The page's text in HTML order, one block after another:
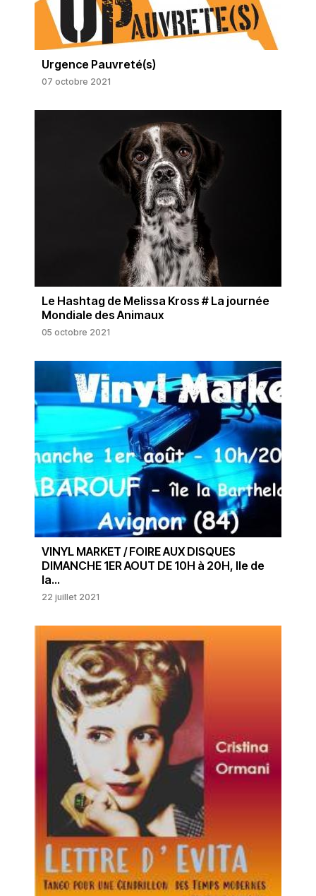
Urgence Pauvreté(s)
07 octobre 2021
Le Hashtag de Melissa Kross # La journée
Mondiale des Animaux
05 octobre 2021
VINYL MARKET / FOIRE AUX DISQUES
DIMANCHE 1ER AOUT DE 10H à 20H, Ile de
la...
22 juillet 2021